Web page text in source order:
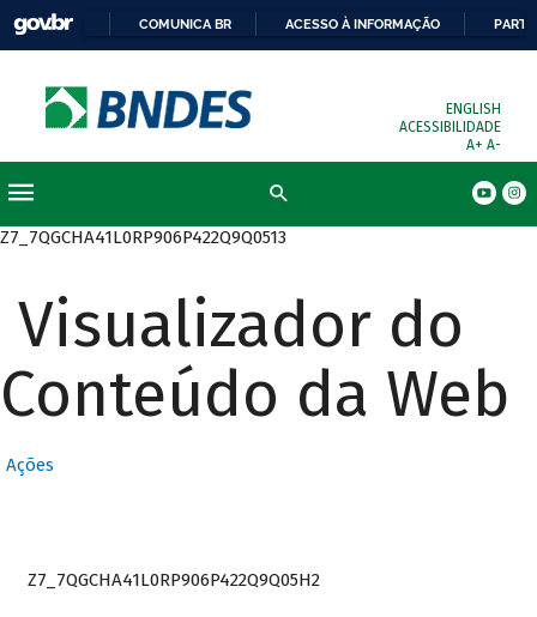
COMUNICA BR ACESSO À INFORMAÇÃO
ENGLISH
ACESSIBILIDADE
A+ A-
Z7_7QGCHA41L0RP906P422Q9Q0513
Visualizador do
Conteúdo da Web
Ações
Z7_7QGCHA41L0RP906P422Q9Q05H2